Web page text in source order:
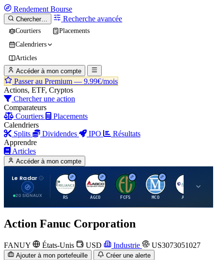
Rendement Bourse
Chercher… Recherche avancée
Courtiers
Placements
Calendriers
Articles
Accéder à mon compte
Passer au Premium — 9.99€/mois
Actions, ETF, Cryptos
Chercher une action
Comparateurs
Courtiers
Placements
Calendriers
Splits
Dividendes IPO
Résultats
Apprendre
Articles
Accéder à mon compte
Le Radar
20 SIGNAUX
R
RS
A
AGCO
F
FCFS
M
MCO
A
AIT
Action Fanuc Corporation
FANUY États-Unis USD Industrie US3073051027
Ajouter à mon portefeuille Créer une alerte